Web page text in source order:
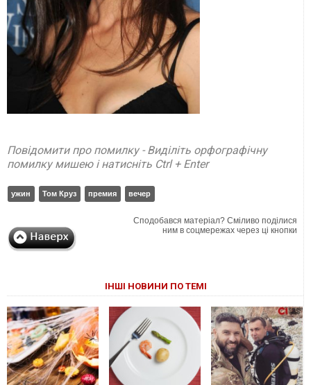
Повідомити про помилку - Виділіть орфографічну
помилку мишею і натисніть Ctrl + Enter
ужин Том Круз премия вечер
Сподобався матеріал? Сміливо поділися
ним в соцмережах через ці кнопки
ІНШІ НОВИНИ ПО ТЕМІ